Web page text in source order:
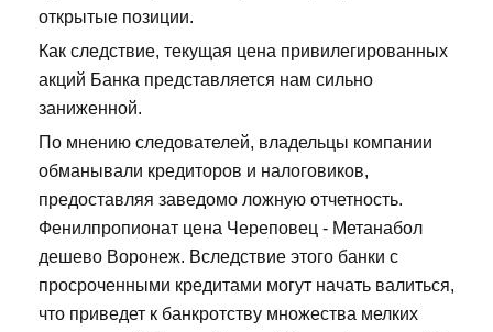
открытые позиции.
Как следствие, текущая цена привилегированных
акций Банка представляется нам сильно
заниженной.
По мнению следователей, владельцы компании
обманывали кредиторов и налоговиков,
предоставляя заведомо ложную отчетность.
Фенилпропионат цена Череповец - Метанабол
дешево Воронеж. Вследствие этого банки с
просроченными кредитами могут начать валиться,
что приведет к банкротству множества мелких